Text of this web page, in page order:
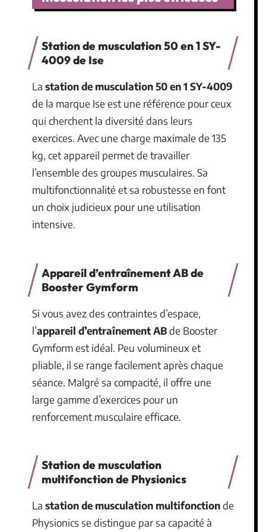
Station de musculation 50 en 1 SY-
4009 de Ise
La station de musculation 50 en 1 SY-4009
de la marque Ise est une référence pour ceux
qui cherchent la diversité dans leurs
exercices. Avec une charge maximale de 135
kg, cet appareil permet de travailler
l’ensemble des groupes musculaires. Sa
multifonctionnalité et sa robustesse en font
un choix judicieux pour une utilisation
intensive.
Appareil d’entraînement AB de
Booster Gymform
Si vous avez des contraintes d’espace,
l’appareil d’entraînement ABde Booster
Gymform est idéal. Peu volumineux et
pliable, il se range facilement après chaque
séance. Malgré sa compacité, il offre une
large gamme d’exercices pour un
renforcement musculaire efficace.
Station de musculation
multifonction de Physionics
La station de musculation multifonctionde
Physionics se distingue par sa capacité à